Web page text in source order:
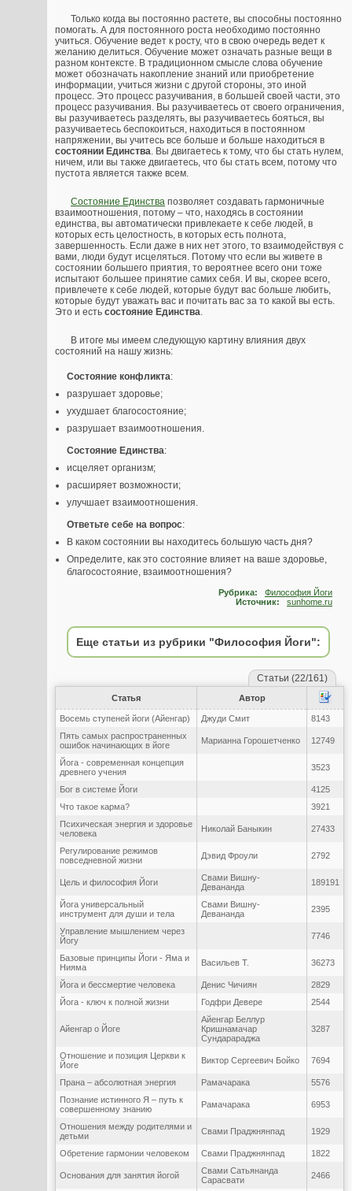
Только когда вы постоянно растете, вы способны постоянно
помогать. А для постоянного роста необходимо постоянно
учиться. Обучение ведет к росту, что в свою очередь ведет к
желанию делиться. Обучение может означать разные вещи в
разном контексте. В традиционном смысле слова обучение
может обозначать накопление знаний или приобретение
информации, учиться жизни с другой стороны, это иной
процесс. Это процесс разучивания, в большей своей части, это
процесс разучивания. Вы разучиваетесь от своего ограничения,
вы разучиваетесь разделять, вы разучиваетесь бояться, вы
разучиваетесь беспокоиться, находиться в постоянном
напряжении, вы учитесь все больше и больше находиться в
состоянии Единства. Вы двигаетесь к тому, что бы стать нулем,
ничем, или вы также двигаетесь, что бы стать всем, потому что
пустота является также всем.
Состояние Единства позволяет создавать гармоничные
взаимоотношения, потому – что, находясь в состоянии
единства, вы автоматически привлекаете к себе людей, в
которых есть целостность, в которых есть полнота,
завершенность. Если даже в них нет этого, то взаимодействуя с
вами, люди будут исцеляться. Потому что если вы живете в
состоянии большего приятия, то вероятнее всего они тоже
испытают большее принятие самих себя. И вы, скорее всего,
привлечете к себе людей, которые будут вас больше любить,
которые будут уважать вас и почитать вас за то какой вы есть.
Это и есть состояние Единства.
В итоге мы имеем следующую картину влияния двух
состояний на нашу жизнь:
Состояние конфликта:
разрушает здоровье;
ухудшает благосостояние;
разрушает взаимоотношения.
Состояние Единства:
исцеляет организм;
расширяет возможности;
улучшает взаимоотношения.
Ответьте себе на вопрос:
В каком состоянии вы находитесь большую часть дня?
Определите, как это состояние влияет на ваше здоровье,
благосостояние, взаимоотношения?
Рубрика: Философия Йоги
Источник: sunhome.ru
Еще статьи из рубрики "Философия Йоги":
Статьи (22/161)
Статья Автор
Восемь ступеней йоги (Айенгар) Джуди Смит
8143
Пять самых распространенных
ошибок начинающих в йоге
Марианна Горошетченко 12749
Йога - современная концепция
древнего учения
3523
Бог в системе Йоги
4125
Что такое карма?
3921
Психическая энергия и здоровье
человека
Николай Баныкин 27433
Регулирование режимов
повседневной жизни
Дэвид Фроули 2792
Цель и философия Йоги
Свами Вишну-
Девананда
189191
Йога универсальный
инструмент для души и тела
Свами Вишну-
Девананда
2395
Управление мышлением через
Йогу
7746
Базовые принципы Йоги - Яма и
Нияма
Васильев Т. 36273
Йога и бессмертие человека Денис Чичиян
2829
Йога - ключ к полной жизни
Годфри Девере 2544
Айенгар о Йоге
Айенгар Беллур
Кришнамачар
Сундарараджа
3287
Отношение и позиция Церкви к
Йоге
Виктор Сергеевич Бойко 7694
Прана – абсолютная энергия Рамачарака
5576
Познание истинного Я – путь к
совершенному знанию
Рамачарака 6953
Отношения между родителями и
детьми
Свами Праджнянпад 1929
Обретение гармонии человеком Свами Праджнянпад 1822
Основания для занятия йогой
Свами Сатьянанда
Сарасвати
2466